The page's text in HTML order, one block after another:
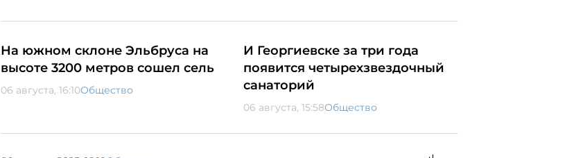
На южном склоне Эльбруса на
высоте 3200 метров сошел сель
06 августа, 16:10Общество
И Георгиевске за три года
появится четырехзвездочный
санаторий
06 августа, 15:58Общество